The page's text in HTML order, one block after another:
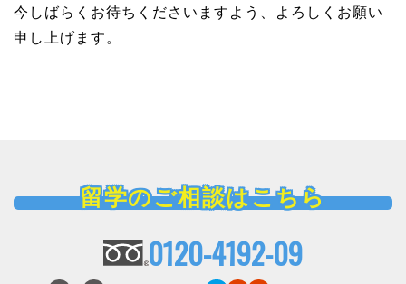
今しばらくお待ちくださいますよう、よろしくお願い
申し上げます。
留学のご相談はこちら
0120-4192-09